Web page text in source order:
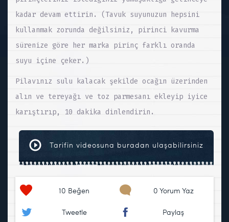
kadar devam ettirin. (Tavuk suyunuzun hepsini
kullanmak zorunda değilsiniz, pirinci kavurma
sürenize göre her marka pirinç farklı oranda
suyu içine çeker.)
Pilavınız sulu kalacak şekilde ocağın üzerinden
alın ve tereyağı ve toz parmesanı ekleyip iyice
karıştırıp, 10 dakika dinlendirin.
Tarifin videosuna buradan ulaşabilirsiniz
10 Beğen 0 Yorum Yaz
Tweetle Paylaş